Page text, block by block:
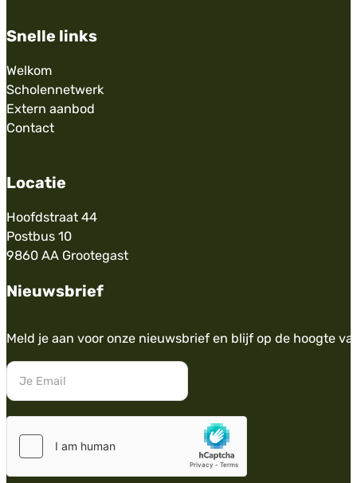
Snelle links
Welkom
Scholennetwerk
Extern aanbod
Contact
Locatie
Hoofdstraat 44
Postbus 10
9860 AA Grootegast
Nieuwsbrief
Meld je aan voor onze nieuwsbrief en blijf op de hoogte